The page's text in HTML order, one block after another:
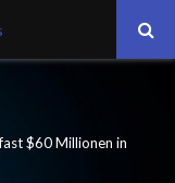
$60 Millionen in